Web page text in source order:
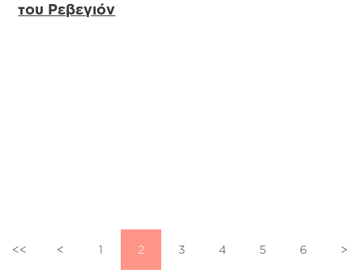
του Ρεβεγιόν
<< < 1 2 3 4 5 6 >